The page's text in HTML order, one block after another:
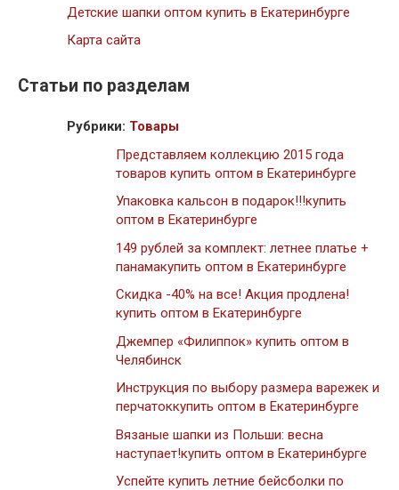
Детские шапки оптом купить в Екатеринбурге
Карта сайта
Статьи по разделам
Рубрики: Товары
Представляем коллекцию 2015 года
товаров купить оптом в Екатеринбурге
Упаковка кальсон в подарок!!!купить
оптом в Екатеринбурге
149 рублей за комплект: летнее платье +
панамакупить оптом в Екатеринбурге
Скидка -40% на все! Акция продлена!
купить оптом в Екатеринбурге
Джемпер «Филиппок» купить оптом в
Челябинск
Инструкция по выбору размера варежек и
перчатоккупить оптом в Екатеринбурге
Вязаные шапки из Польши: весна
наступает!купить оптом в Екатеринбурге
Успейте купить летние бейсболки по